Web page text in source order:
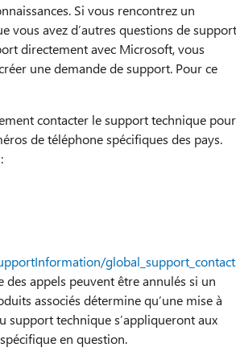
Si vous rencontrez un
vous avez d’autres questions de support
directement avec Microsoft, vous
une demande de support. Pour ce
contacter le support technique pour
de téléphone spécifiques des pays.
appels peuvent être annulés si un
associés détermine qu’une mise à
support technique s’appliqueront aux
en question.